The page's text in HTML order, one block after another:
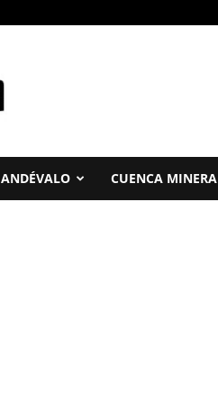
ANDÉVALO CUENCA MINERA